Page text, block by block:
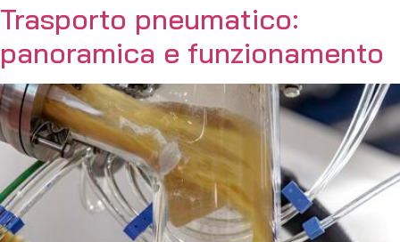
Trasporto pneumatico:
panoramica e funzionamento